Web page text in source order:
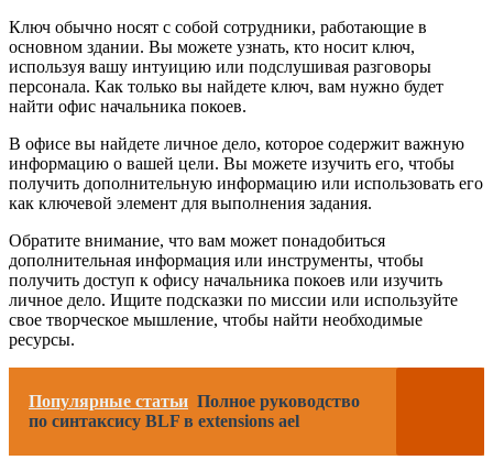
Ключ обычно носят с собой сотрудники, работающие в
основном здании. Вы можете узнать, кто носит ключ,
используя вашу интуицию или подслушивая разговоры
персонала. Как только вы найдете ключ, вам нужно будет
найти офис начальника покоев.
В офисе вы найдете личное дело, которое содержит важную
информацию о вашей цели. Вы можете изучить его, чтобы
получить дополнительную информацию или использовать его
как ключевой элемент для выполнения задания.
Обратите внимание, что вам может понадобиться
дополнительная информация или инструменты, чтобы
получить доступ к офису начальника покоев или изучить
личное дело. Ищите подсказки по миссии или используйте
свое творческое мышление, чтобы найти необходимые
ресурсы.
Популярные статьи Полное руководство
по синтаксису BLF в extensions ael